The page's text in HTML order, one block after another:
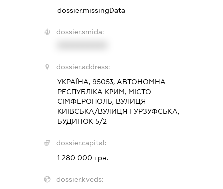
dossier.missingData
dossier.smida:
dossier.address:
УКРАЇНА, 95053, АВТОНОМНА
РЕСПУБЛІКА КРИМ, МІСТО
СІМФЕРОПОЛЬ, ВУЛИЦЯ
КИЇВСЬКА/ВУЛИЦЯ ГУРЗУФСЬКА,
БУДИНОК 5/2
dossier.capital:
1 280 000 грн.
dossier.kveds: